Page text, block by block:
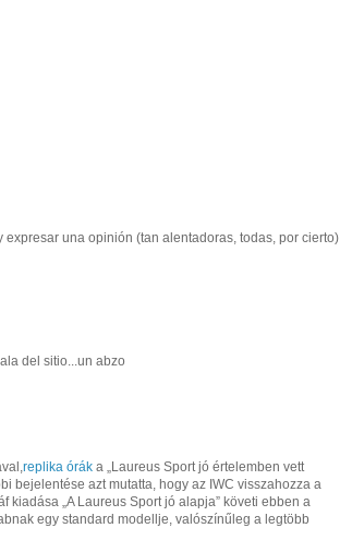
una opinión (tan alentadoras, todas, por cierto)
del sitio...un abzo
replika órák a „Laureus Sport jó értelemben vett
bejelentése azt mutatta, hogy az IWC visszahozza a
kiadása „A Laureus Sport jó alapja” követi ebben a
egy standard modellje, valószínűleg a legtöbb